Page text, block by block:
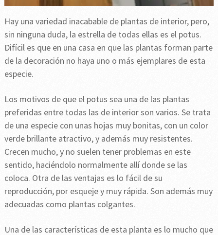
Hay una variedad inacabable de plantas de interior, pero,
sin ninguna duda, la estrella de todas ellas es el potus.
Difícil es que en una casa en que las plantas forman parte
de la decoración no haya uno o más ejemplares de esta
especie.
Los motivos de que el potus sea una de las plantas
preferidas entre todas las de interior son varios. Se trata
de una especie con unas hojas muy bonitas, con un color
verde brillante atractivo, y además muy resistentes.
Crecen mucho, y no suelen tener problemas en este
sentido, haciéndolo normalmente allí donde se las
coloca. Otra de las ventajas es lo fácil de su
reproducción, por esqueje y muy rápida. Son además muy
adecuadas como plantas colgantes.
Una de las características de esta planta es lo mucho que